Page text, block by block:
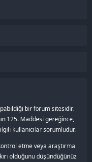
bir forum sitesidir.
125. Maddesi gereğince,
kullanıcılar sorumludur.
etme veya araştırma
olduğunu düşündüğünüz